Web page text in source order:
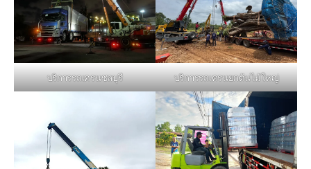
บริการรถเครนชลบุรี บริการรถเครนยกต้นไม้ใหญ่